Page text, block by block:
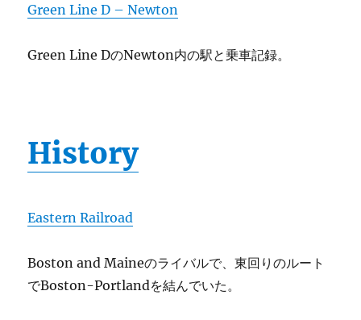
Green Line D – Newton
Green Line DのNewton内の駅と乗車記録。
History
Eastern Railroad
Boston and Maineのライバルで、東回りのルート
でBoston-Portlandを結んでいた。